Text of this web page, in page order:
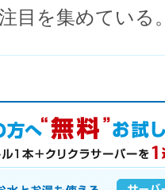
目を集めている
中！